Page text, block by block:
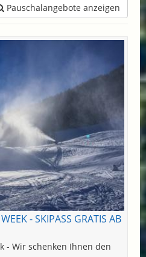
Pauschalangebote anzeigen
- SKIPASS GRATIS AB
- Wir schenken Ihnen den